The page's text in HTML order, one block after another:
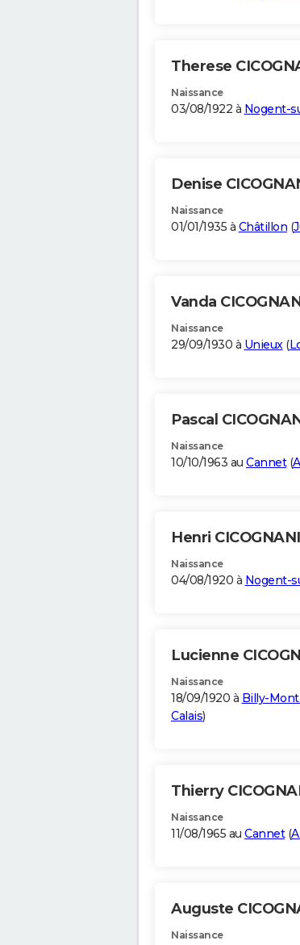
Therese
Naissance
03/08/1922 à Nogent-
Denise
Naissance
01/01/1935 à Châtillon (
Vanda
Naissance
29/09/1930 à Unieux(
Pascal
Naissance
10/10/1963 au Cannet(
Henri CICOGNANI
Naissance
04/08/1920 à Nogent-
Lucienne
Naissance
18/09/1920 à Billy-
Calais)
Thierry
Naissance
11/08/1965 au Cannet(
Auguste
Naissance